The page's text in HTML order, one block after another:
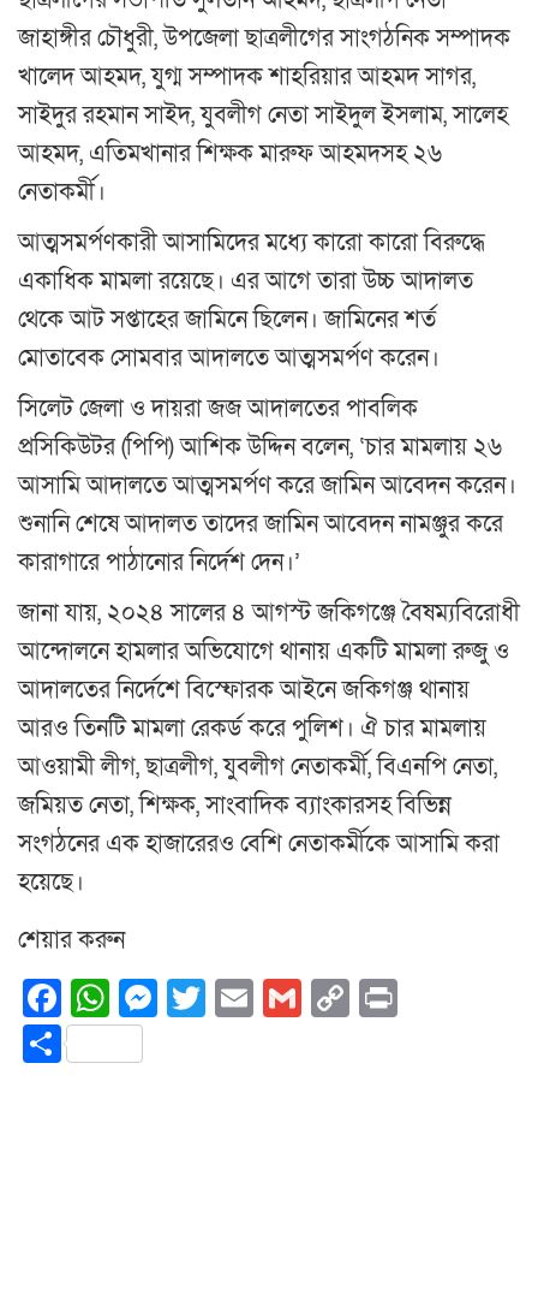
জাহাঙ্গীর চৌধুরী, উপজেলা ছাত্রলীগের সাংগঠনিক সম্পাদক
খালেদ আহমদ, যুগ্ম সম্পাদক শাহরিয়ার আহমদ সাগর,
সাইদুর রহমান সাইদ, যুবলীগ নেতা সাইদুল ইসলাম, সালেহ
আহমদ, এতিমখানার শিক্ষক মারুফ আহমদসহ ২৬
নেতাকর্মী।
আত্মসমর্পণকারী আসামিদের মধ্যে কারো কারো বিরুদ্ধে
একাধিক মামলা রয়েছে। এর আগে তারা উচ্চ আদালত
থেকে আট সপ্তাহের জামিনে ছিলেন। জামিনের শর্ত
মোতাবেক সোমবার আদালতে আত্মসমর্পণ করেন।
সিলেট জেলা ও দায়রা জজ আদালতের পাবলিক
প্রসিকিউটর (পিপি) আশিক উদ্দিন বলেন, ‘চার মামলায় ২৬
আসামি আদালতে আত্মসমর্পণ করে জামিন আবেদন করেন।
শুনানি শেষে আদালত তাদের জামিন আবেদন নামঞ্জুর করে
কারাগারে পাঠানোর নির্দেশ দেন।’
জানা যায়, ২০২৪ সালের ৪ আগস্ট জকিগঞ্জে বৈষম্যবিরোধী
আন্দোলনে হামলার অভিযোগে থানায় একটি মামলা রুজু ও
আদালতের নির্দেশে বিস্ফোরক আইনে জকিগঞ্জ থানায়
আরও তিনটি মামলা রেকর্ড করে পুলিশ। ঐ চার মামলায়
আওয়ামী লীগ, ছাত্রলীগ, যুবলীগ নেতাকর্মী, বিএনপি নেতা,
জমিয়ত নেতা, শিক্ষক, সাংবাদিক ব্যাংকারসহ বিভিন্ন
সংগঠনের এক হাজারেরও বেশি নেতাকর্মীকে আসামি করা
হয়েছে।
শেয়ার করুন
Facebook
WhatsApp
Messenger
Twitter
EmailGmail
Copy
Share